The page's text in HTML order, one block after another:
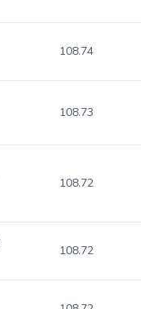
108.74
108.73
108.72
108.72